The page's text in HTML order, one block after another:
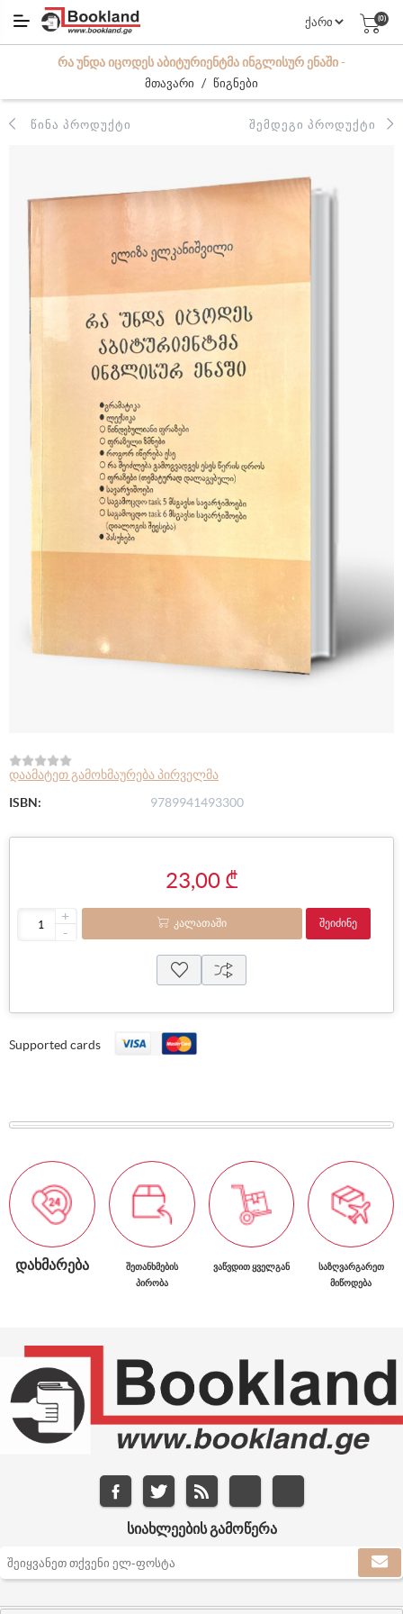
(0)
ᲠᲐ ᲣᲜᲓᲐ ᲘᲪᲝᲓᲔᲡ ᲐᲑᲘᲢᲣᲠᲘᲔᲜᲢᲛᲐ ᲘᲜᲒᲚᲘᲡᲣᲠ ᲔᲜᲐᲨᲘ -
მთავარი / წიგნები
ᲬᲘᲜᲐ ᲞᲠᲝᲓᲣᲥᲢᲘ ᲨᲔᲛᲓᲔᲒᲘ ᲞᲠᲝᲓᲣᲥᲢᲘ
დაამატეთ გამოხმაურება პირველმა
ISBN:
9789941493300
23,00 ₾
+
-
ᲙᲐᲚᲐᲗᲐᲨᲘ ᲨᲔᲘᲫᲘᲜᲔ
Supported cards
ᲓᲐᲮᲛᲐᲠᲔᲑᲐ
ᲨᲔᲗᲐᲜᲮᲛᲔᲑᲘᲡ
ᲞᲘᲠᲝᲑᲐ
ᲕᲐᲬᲕᲓᲘᲗ ᲧᲕᲔᲚᲒᲐᲜ
ᲡᲐᲖᲦᲕᲐᲠᲒᲐᲠᲔᲗ
ᲛᲘᲬᲝᲓᲔᲑᲐ
ᲡᲘᲐᲮᲚᲔᲔᲑᲘᲡ ᲒᲐᲛᲝᲬᲔᲠᲐ